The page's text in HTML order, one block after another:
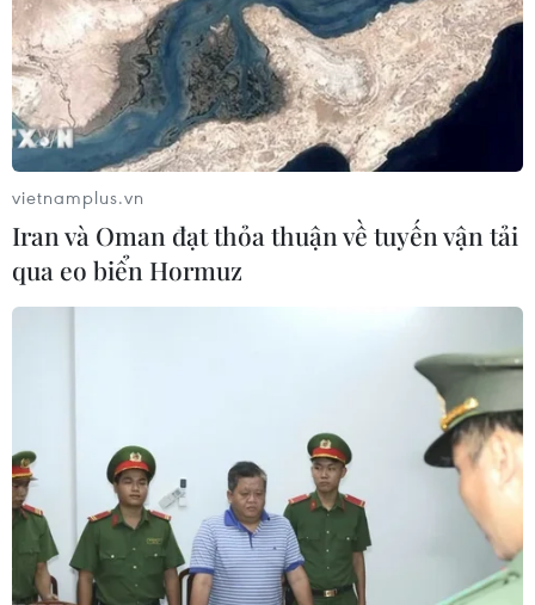
06/08/2026 10:23
Bãi bỏ một số văn bản quy phạm
pháp luật không còn phù hợp
Thanh Hóa dự kiến bắn pháo hoa vào
dịp Quốc khánh 2/9
Mưa lớn kéo dài gây nhiều thiệt hại
về nhà ở, giao thông tại tỉnh Sơn La
06/08/2026 09:48
vietnamplus.vn
Iran và Oman đạt thỏa thuận về tuyến vận tải
qua eo biển Hormuz